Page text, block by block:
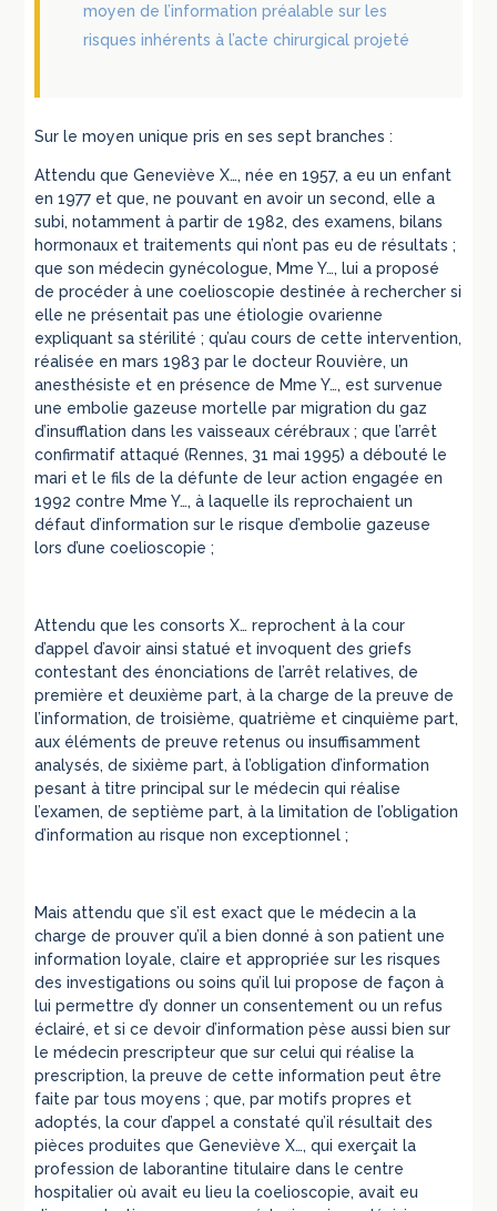
moyen de l’information préalable sur les
risques inhérents à l’acte chirurgical projeté
Sur le moyen unique pris en ses sept branches :
Attendu que Geneviève X…, née en 1957, a eu un enfant
en 1977 et que, ne pouvant en avoir un second, elle a
subi, notamment à partir de 1982, des examens, bilans
hormonaux et traitements qui n’ont pas eu de résultats ;
que son médecin gynécologue, Mme Y…, lui a proposé
de procéder à une coelioscopie destinée à rechercher si
elle ne présentait pas une étiologie ovarienne
expliquant sa stérilité ; qu’au cours de cette intervention,
réalisée en mars 1983 par le docteur Rouvière, un
anesthésiste et en présence de Mme Y…, est survenue
une embolie gazeuse mortelle par migration du gaz
d’insufflation dans les vaisseaux cérébraux ; que l’arrêt
confirmatif attaqué (Rennes, 31 mai 1995) a débouté le
mari et le fils de la défunte de leur action engagée en
1992 contre Mme Y…, à laquelle ils reprochaient un
défaut d’information sur le risque d’embolie gazeuse
lors d’une coelioscopie ;
Attendu que les consorts X… reprochent à la cour
d’appel d’avoir ainsi statué et invoquent des griefs
contestant des énonciations de l’arrêt relatives, de
première et deuxième part, à la charge de la preuve de
l’information, de troisième, quatrième et cinquième part,
aux éléments de preuve retenus ou insuffisamment
analysés, de sixième part, à l’obligation d’information
pesant à titre principal sur le médecin qui réalise
l’examen, de septième part, à la limitation de l’obligation
d’information au risque non exceptionnel ;
Mais attendu que s’il est exact que le médecin a la
charge de prouver qu’il a bien donné à son patient une
information loyale, claire et appropriée sur les risques
des investigations ou soins qu’il lui propose de façon à
lui permettre d’y donner un consentement ou un refus
éclairé, et si ce devoir d’information pèse aussi bien sur
le médecin prescripteur que sur celui qui réalise la
prescription, la preuve de cette information peut être
faite par tous moyens ; que, par motifs propres et
adoptés, la cour d’appel a constaté qu’il résultait des
pièces produites que Geneviève X…, qui exerçait la
profession de laborantine titulaire dans le centre
hospitalier où avait eu lieu la coelioscopie, avait eu